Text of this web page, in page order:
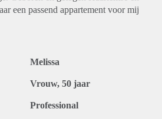
een passend appartement voor mij
Melissa
Vrouw, 50 jaar
Professional